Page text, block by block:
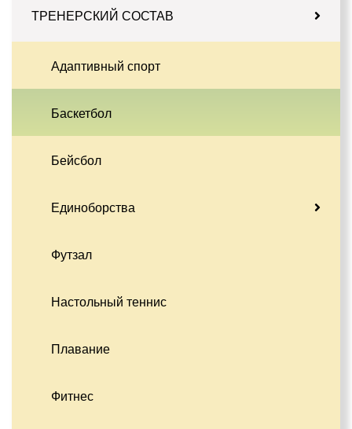
ТРЕНЕРСКИЙ СОСТАВ
Адаптивный спорт
Баскетбол
Бейсбол
Единоборства
Футзал
Настольный теннис
Плавание
Фитнес